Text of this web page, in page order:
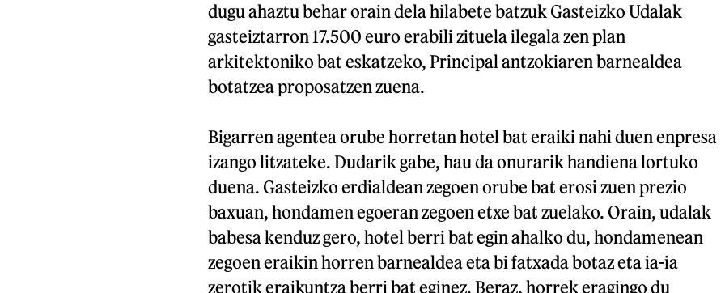
dugu ahaztu behar orain dela hilabete batzuk Gasteizko Udalak
gasteiztarron 17.500 euro erabili zituela ilegala zen plan
arkitektoniko bat eskatzeko, Principal antzokiaren barnealdea
botatzea proposatzen zuena.
Bigarren agentea orube horretan hotel bat eraiki nahi duen enpresa
izango litzateke. Dudarik gabe, hau da onurarik handiena lortuko
duena. Gasteizko erdialdean zegoen orube bat erosi zuen prezio
baxuan, hondamen egoeran zegoen etxe bat zuelako. Orain, udalak
babesa kenduz gero, hotel berri bat egin ahalko du, hondamenean
zegoen eraikin horren barnealdea eta bi fatxada botaz eta ia-ia
zerotik eraikuntza berri bat eginez. Beraz, horrek eragingo du